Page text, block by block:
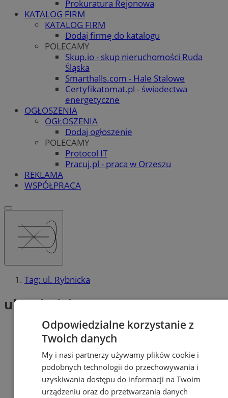
Prokuratura Rejonowa
KATALOG FIRM
KATALOG FIRM
Dodaj firmę do katalogu
POLECAMY
Skup.io - skup nieruchomości Ruda
Śląska
Smarthalls.com - Hale Stalowe
Certyfikatomat.pl - świadectwa
energetyczne
OGŁOSZENIA
OGŁOSZENIA
Dodaj ogłoszenie
POLECAMY
Protocol IT
Pracuj.pl - praca w Orzeszu
REKLAMA
WSPÓŁPRACA
Tag: ul. Rybnicka
ul. Rybnicka (2)
Odpowiedzialne korzystanie z
Twoich danych
My i nasi partnerzy używamy plików cookie i
podobnych technologii do przechowywania i
uzyskiwania dostępu do informacji na Twoim
urządzeniu oraz do przetwarzania danych